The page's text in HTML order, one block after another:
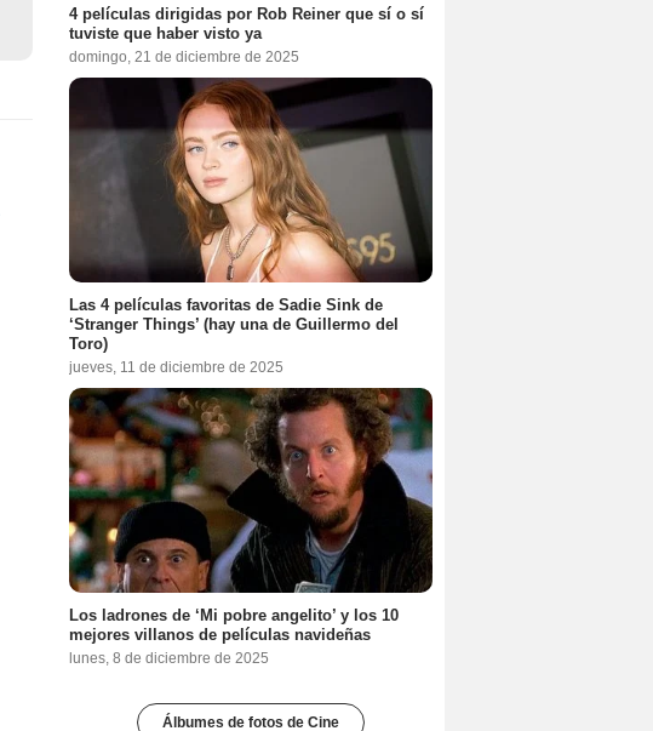
4 películas dirigidas por Rob Reiner que sí o sí
tuviste que haber visto ya
domingo, 21 de diciembre de 2025
Las 4 películas favoritas de Sadie Sink de
‘Stranger Things’ (hay una de Guillermo del
Toro)
jueves, 11 de diciembre de 2025
Los ladrones de ‘Mi pobre angelito’ y los 10
mejores villanos de películas navideñas
lunes, 8 de diciembre de 2025
Álbumes de fotos de Cine